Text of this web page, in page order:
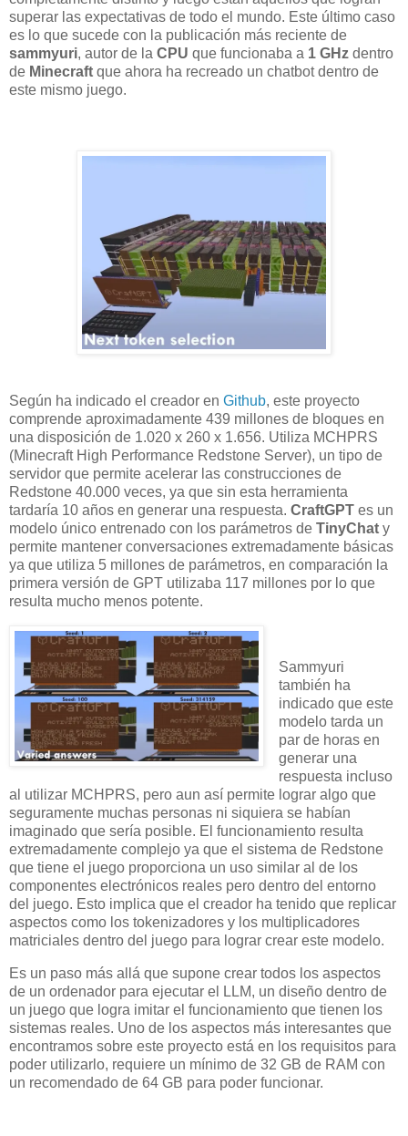
superar las expectativas de todo el mundo. Este último caso
es lo que sucede con la publicación más reciente de
sammyuri, autor de la CPU que funcionaba a 1 GHz dentro
de Minecraft que ahora ha recreado un chatbot dentro de
este mismo juego.
Según ha indicado el creador en Github, este proyecto
comprende aproximadamente 439 millones de bloques en
una disposición de 1.020 x 260 x 1.656. Utiliza MCHPRS
(Minecraft High Performance Redstone Server), un tipo de
servidor que permite acelerar las construcciones de
Redstone 40.000 veces, ya que sin esta herramienta
tardaría 10 años en generar una respuesta. CraftGPT es un
modelo único entrenado con los parámetros de TinyChat y
permite mantener conversaciones extremadamente básicas
ya que utiliza 5 millones de parámetros, en comparación la
primera versión de GPT utilizaba 117 millones por lo que
resulta mucho menos potente.
Sammyuri
también ha
indicado que este
modelo tarda un
par de horas en
generar una
respuesta incluso
al utilizar MCHPRS, pero aun así permite lograr algo que
seguramente muchas personas ni siquiera se habían
imaginado que sería posible. El funcionamiento resulta
extremadamente complejo ya que el sistema de Redstone
que tiene el juego proporciona un uso similar al de los
componentes electrónicos reales pero dentro del entorno
del juego. Esto implica que el creador ha tenido que replicar
aspectos como los tokenizadores y los multiplicadores
matriciales dentro del juego para lograr crear este modelo.
Es un paso más allá que supone crear todos los aspectos
de un ordenador para ejecutar el LLM, un diseño dentro de
un juego que logra imitar el funcionamiento que tienen los
sistemas reales. Uno de los aspectos más interesantes que
encontramos sobre este proyecto está en los requisitos para
poder utilizarlo, requiere un mínimo de 32 GB de RAM con
un recomendado de 64 GB para poder funcionar.